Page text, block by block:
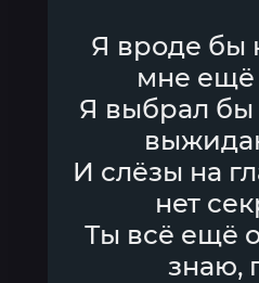
Я вроде бы
мне ещё
Я выбрал бы
И слёзы на
нет
Ты всё ещё
знаю,